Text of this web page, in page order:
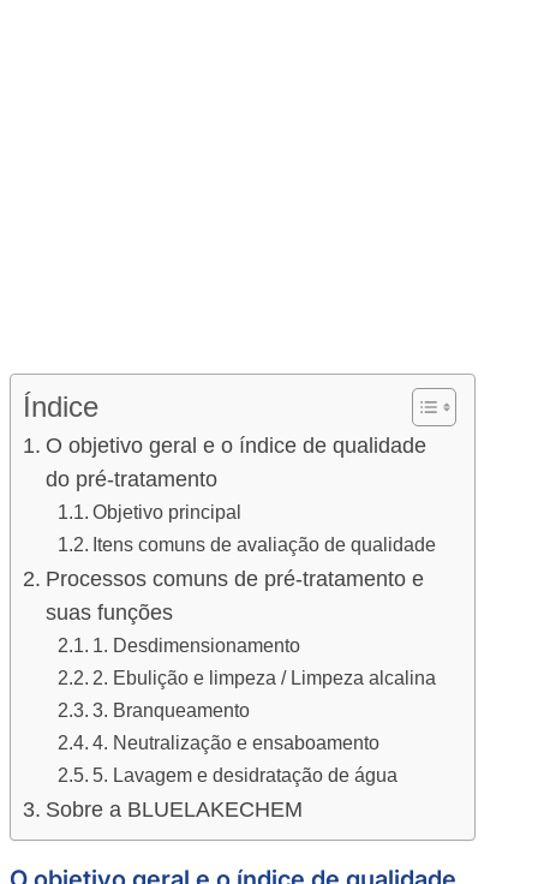
Índice
O objetivo geral e o índice de qualidade
do pré-tratamento
Objetivo principal
Itens comuns de avaliação de qualidade
Processos comuns de pré-tratamento e
suas funções
1. Desdimensionamento
2. Ebulição e limpeza / Limpeza alcalina
3. Branqueamento
4. Neutralização e ensaboamento
5. Lavagem e desidratação de água
Sobre a BLUELAKECHEM